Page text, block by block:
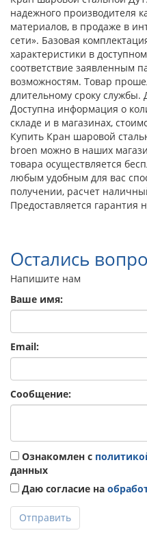
надежного производителя
материалов, в продаже в
сети». Базовая
характеристики в
соответствие заявленным
возможностям. Товар
длительному сроку службы.
Доступна информация о
складе и в магазинах,
Купить Кран шаровой
broen можно в наших
товара осуществляется
любым удобным для вас
получении, расчет
Предоставляется гарантия
Остались
Напишите нам
Ваше имя:
Email:
Сообщение:
Ознакомлен с
данных
Даю согласие на
Отправить